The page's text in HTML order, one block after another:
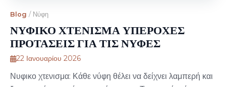
Blog / Νύφη
ΝΥΦΙΚΟ ΧΤΕΝΙΣΜΑ ΥΠΕΡΟΧΕΣ
ΠΡΟΤΑΣΕΙΣ ΓΙΑ ΤΙΣ ΝΥΦΕΣ
22 Ιανουαρίου 2026
Νυφικο χτενισμα: Κάθε νύφη θέλει να δείχνει λαμπερή και